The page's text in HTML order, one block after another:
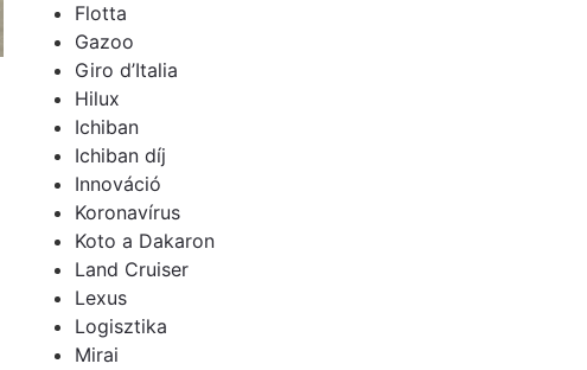
Flotta
Gazoo
Giro d’Italia
Hilux
Ichiban
Ichiban díj
Innováció
Koronavírus
Koto a Dakaron
Land Cruiser
Lexus
Logisztika
Mirai